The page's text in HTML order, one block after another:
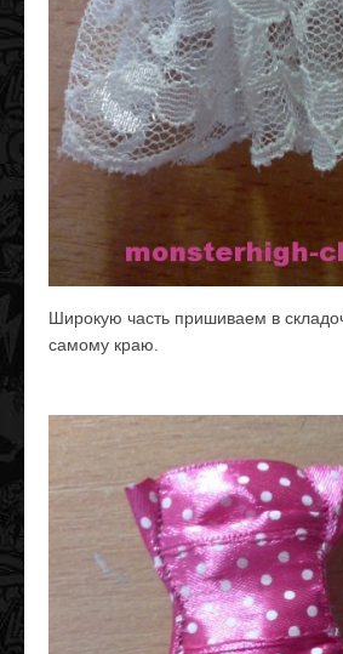
Широкую часть пришиваем в
самому краю.